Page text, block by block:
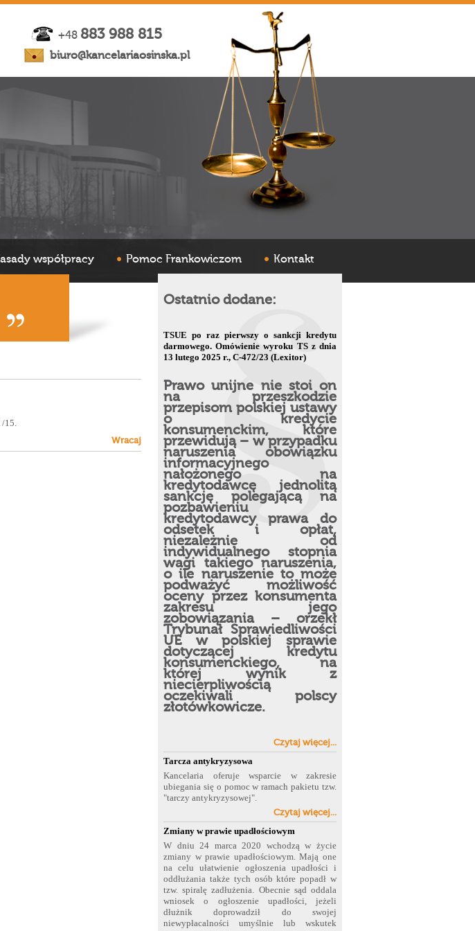
+48 883 988 815
biuro@kancelariaosinska.pl
współpracy Pomoc Frankowiczom Kontakt
/15.
Wracaj
Ostatnio dodane:
TSUE po raz pierwszy o sankcji kredytu
darmowego. Omówienie wyroku TS z dnia
13 lutego 2025 r., C-472/23 (Lexitor)
Prawo unijne nie stoi on
na przeszkodzie
przepisom polskiej ustawy
o kredycie
konsumenckim, które
przewidują – w przypadku
naruszenia obowiązku
informacyjnego
nałożonego na
kredytodawcę jednolitą
sankcję polegającą na
pozbawieniu
kredytodawcy prawa do
odsetek i opłat,
niezależnie od
indywidualnego stopnia
wagi takiego naruszenia,
o ile naruszenie to może
podważyć możliwość
oceny przez konsumenta
zakresu jego
zobowiązania – orzekł
Trybunał Sprawiedliwości
UE w polskiej sprawie
dotyczącej kredytu
konsumenckiego, na
której wynik z
niecierpliwością
oczekiwali polscy
złotówkowicze.
Czytaj więcej...
Tarcza antykryzysowa
Kancelaria oferuje wsparcie w zakresie
ubiegania się o pomoc w ramach pakietu tzw.
"tarczy antykryzysowej".
Czytaj więcej...
Zmiany w prawie upadłościowym
W dniu 24 marca 2020 wchodzą w życie
zmiany w prawie upadłościowym. Mają one
na celu ułatwienie ogłoszenia upadłości i
oddłużania także tych osób które popadł w
tzw. spiralę zadłużenia. Obecnie sąd oddala
wniosek o ogłoszenie upadłości, jeżeli
dłużnik doprowadził do swojej
niewypłacalności umyślnie lub wskutek